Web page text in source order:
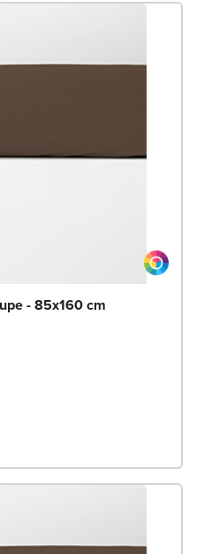
- 85x160 cm